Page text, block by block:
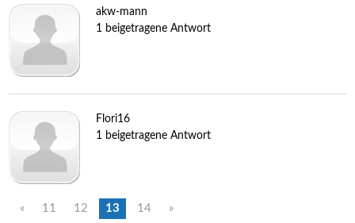
akw-mann
1 beigetragene Antwort
Flori16
1 beigetragene Antwort
« 11 12 13 14 »